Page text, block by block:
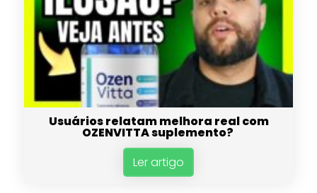
Usuários relatam melhora real com
OZENVITTA suplemento?
Ler artigo